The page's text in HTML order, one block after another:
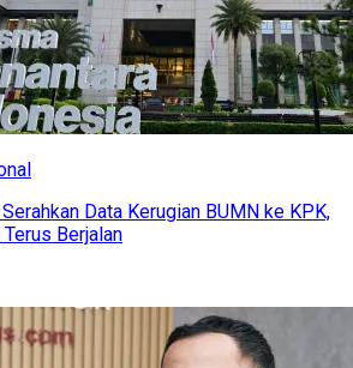
Data Kerugian BUMN ke KPK,
Berjalan